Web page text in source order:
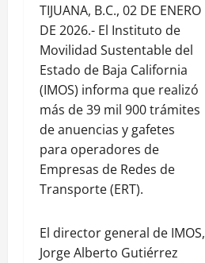
TIJUANA, B.C., 02 DE ENERO
DE 2026.- El Instituto de
Movilidad Sustentable del
Estado de Baja California
(IMOS) informa que realizó
más de 39 mil 900 trámites
de anuencias y gafetes
para operadores de
Empresas de Redes de
Transporte (ERT).
El director general de IMOS,
Jorge Alberto Gutiérrez